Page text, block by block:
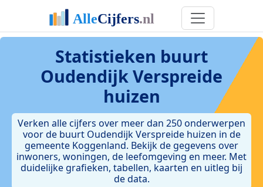
Statistieken buurt
Oudendijk Verspreide
huizen
Verken alle cijfers over meer dan 250 onderwerpen
voor de buurt Oudendijk Verspreide huizen in de
gemeente Koggenland. Bekijk de gegevens over
inwoners, woningen, de leefomgeving en meer. Met
duidelijke grafieken, tabellen, kaarten en uitleg bij
de data.